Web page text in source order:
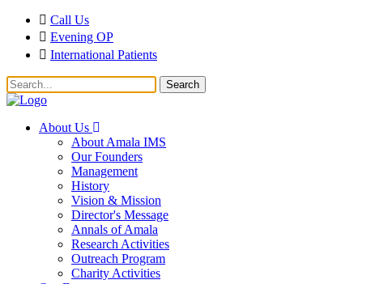
Call Us
Evening OP
International Patients
Search
About Us
About Amala IMS
Our Founders
Management
History
Vision & Mission
Director's Message
Annals of Amala
Research Activities
Outreach Program
Charity Activities